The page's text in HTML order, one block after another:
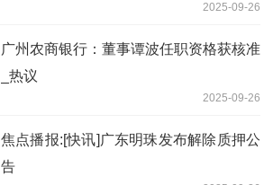
2025-09-26
广州农商银行：董事谭波任职资格获核准
_热议
2025-09-26
焦点播报:[快讯]广东明珠发布解除质押公
告